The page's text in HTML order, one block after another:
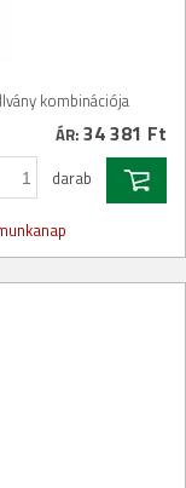
kombinációja
ÁR: 34 381 Ft
darab